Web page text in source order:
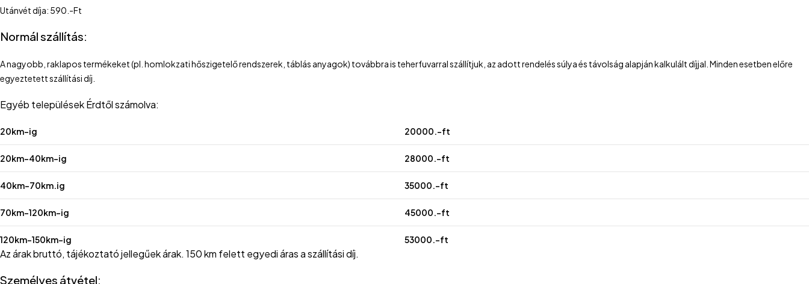
Utánvét díja: 590.-Ft
Normál szállítás:
A nagyobb, raklapos termékeket (pl. homlokzati hőszigetelő rendszerek, táblás anyagok) továbbra is teherfuvarral szállítjuk, az adott rendelés súlya és távolság alapján kalkulált díjjal. Minden esetben előre
egyeztetett szállítási díj.
Egyéb települések Érdtől számolva:
20km-ig 20000.-ft
20km-40km-ig 28000.-ft
40km-70km.ig 35000.-ft
70km-120km-ig 45000.-ft
120km-150km-ig 53000.-ft
Az árak bruttó, tájékoztató jellegűek árak. 150 km felett egyedi áras a szállítási díj.
Személyes átvétel: